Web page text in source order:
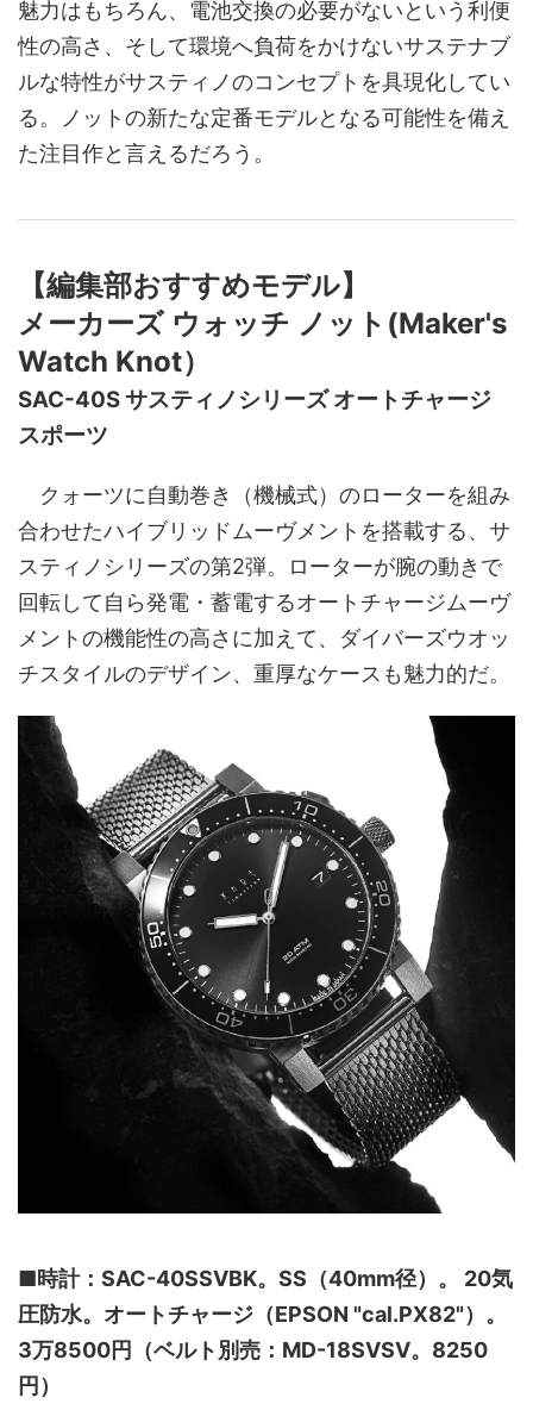
魅力はもちろん、電池交換の必要がないという利便
性の高さ、そして環境へ負荷をかけないサステナブ
ルな特性がサスティノのコンセプトを具現化してい
る。ノットの新たな定番モデルとなる可能性を備え
た注目作と言えるだろう。
【編集部おすすめモデル】
メーカーズ ウォッチ ノット(Maker's
Watch Knot）
SAC-40S サスティノシリーズ オートチャージ
スポーツ
クォーツに自動巻き（機械式）のローターを組み
合わせたハイブリッドムーヴメントを搭載する、サ
スティノシリーズの第2弾。ローターが腕の動きで
回転して自ら発電・蓄電するオートチャージムーヴ
メントの機能性の高さに加えて、ダイバーズウオッ
チスタイルのデザイン、重厚なケースも魅力的だ。
■時計：SAC-40SSVBK。SS（40mm径）。 20気
圧防水。オートチャージ（EPSON "cal.PX82"）。
3万8500円（ベルト別売：MD-18SVSV。8250
円）